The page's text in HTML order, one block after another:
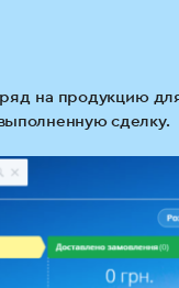
на продукцию
сделку.